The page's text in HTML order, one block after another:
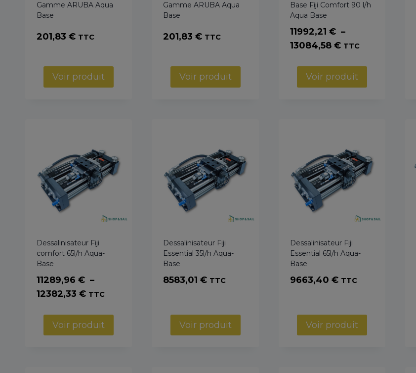
Gamme ARUBA Aqua
Base
201,83 € TTC
Voir produit
Gamme ARUBA Aqua
Base
201,83€ TTC
Voir produit
Base Fiji Comfort 90 l/h
Aqua Base
11992,21 € –
13084,58 €Plage
prix :
11992,21 €
TTC
Voir produit
Dessalinisateur Fiji
comfort 65l/h Aqua-
Base
11289,96 € –
12382,33 €Plage
prix :
11289,96 €
TTC
Voir produit
Dessalinisateur Fiji
Essential 35l/h Aqua-
Base
8583,01€ TTC
Voir produit
Dessalinisateur Fiji
Essential 65l/h Aqua-
Base
9663,40 € TTC
Voir produit